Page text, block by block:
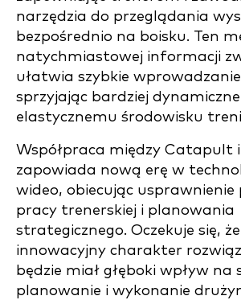
narzędzia do przeglądania
bezpośrednio na boisku. Ten
natychmiastowej informacji
ułatwia szybkie
sprzyjając bardziej
elastycznemu środowisku
Współpraca między Catapult i
zapowiada nową erę w
wideo, obiecując usprawnienie
pracy trenerskiej i planowania
strategicznego. Oczekuje się,
innowacyjny charakter
będzie miał głęboki wpływ na
planowanie i wykonanie